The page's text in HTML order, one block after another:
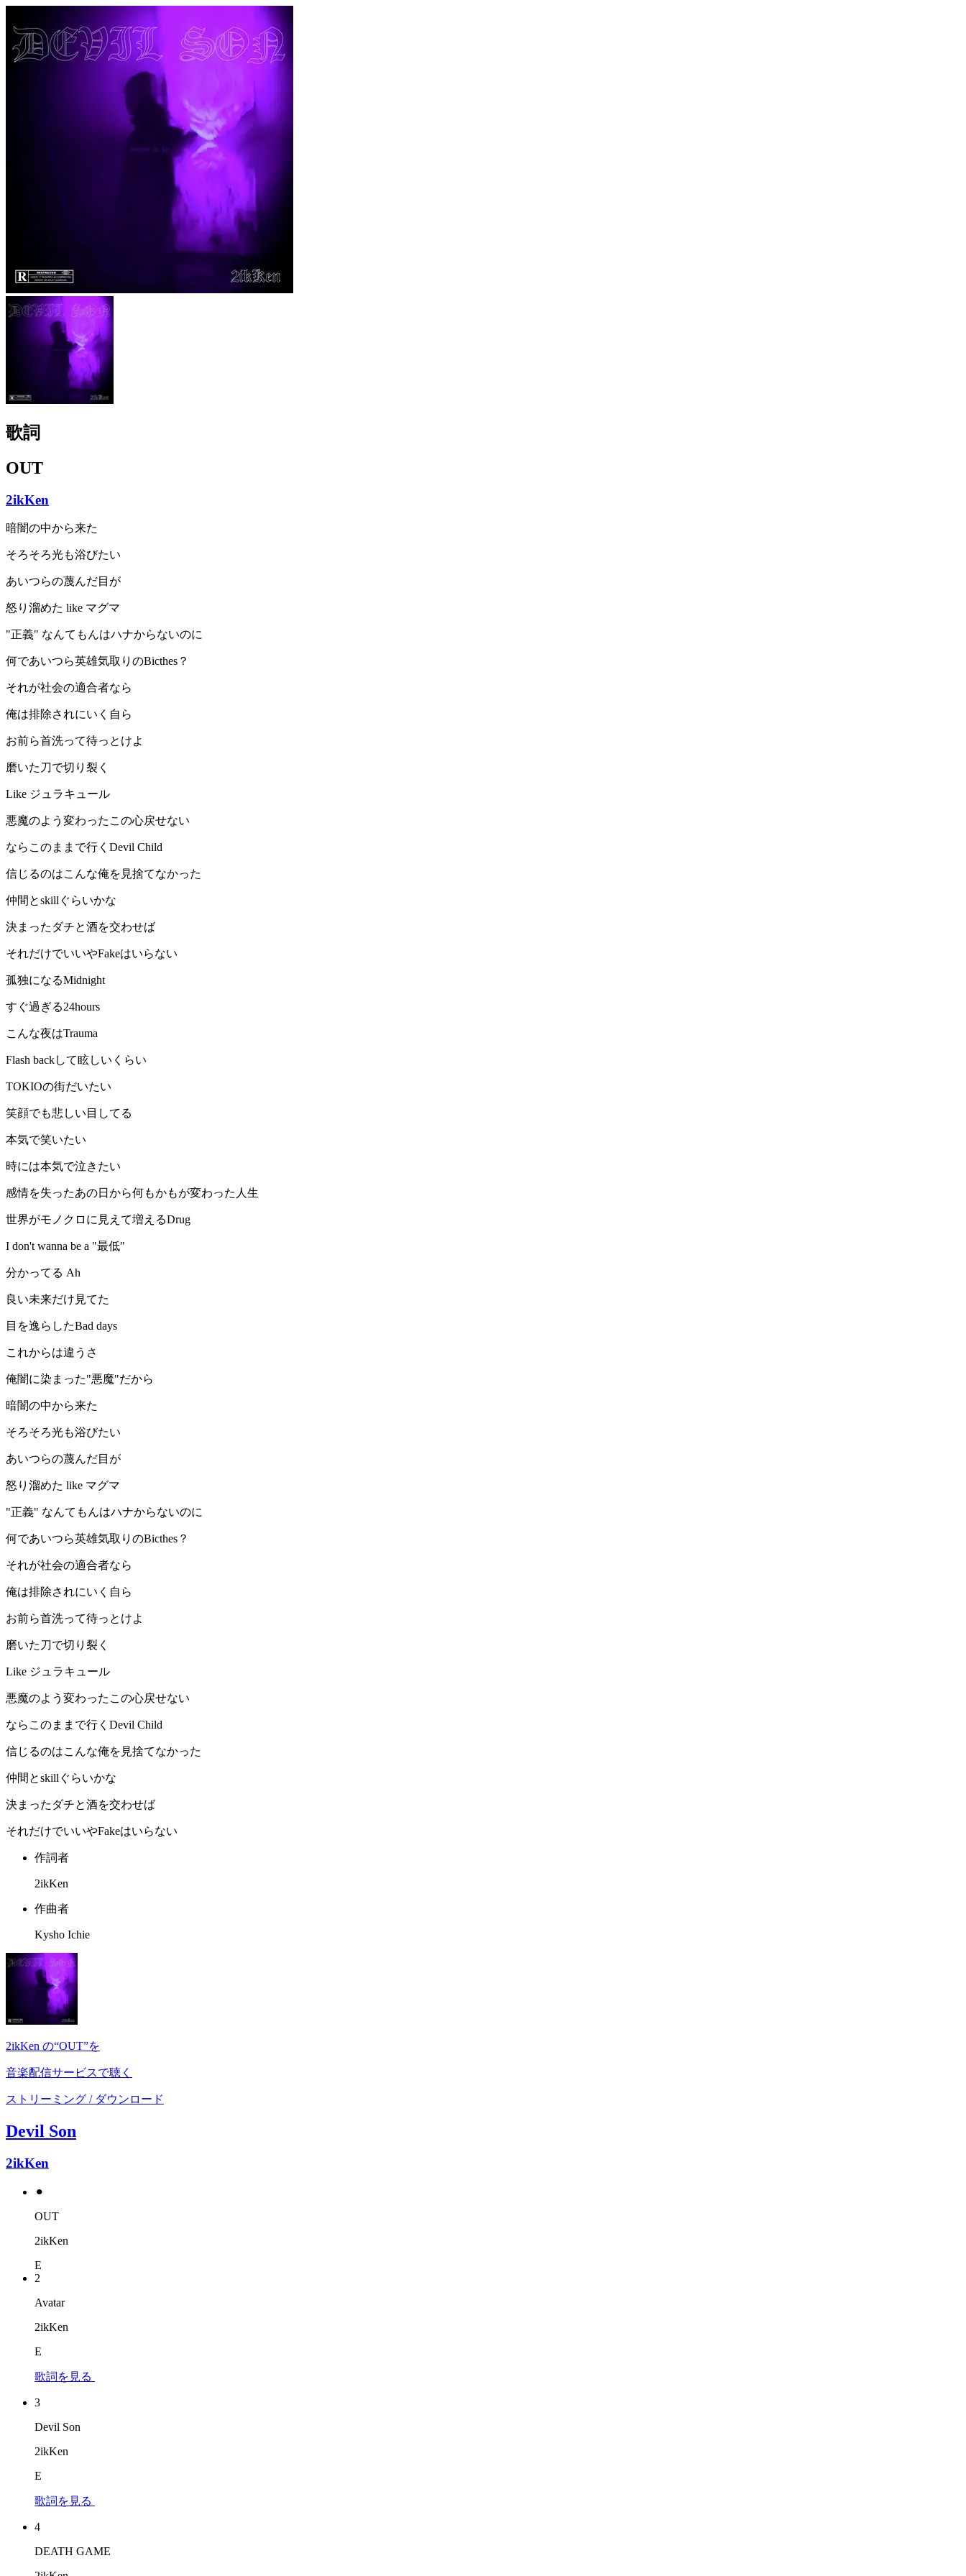
歌詞
OUT
2ikKen
暗闇の中から来た
そろそろ光も浴びたい
あいつらの蔑んだ目が
怒り溜めた like マグマ
"正義" なんてもんはハナからないのに
何であいつら英雄気取りのBicthes？
それが社会の適合者なら
俺は排除されにいく自ら
お前ら首洗って待っとけよ
磨いた刀で切り裂く
Like ジュラキュール
悪魔のよう変わったこの心戻せない
ならこのままで行くDevil Child
信じるのはこんな俺を見捨てなかった
仲間とskillぐらいかな
決まったダチと酒を交わせば
それだけでいいやFakeはいらない
孤独になるMidnight
すぐ過ぎる24hours
こんな夜はTrauma
Flash backして眩しいくらい
TOKIOの街だいたい
笑顔でも悲しい目してる
本気で笑いたい
時には本気で泣きたい
感情を失ったあの日から何もかもが変わった人生
世界がモノクロに見えて増えるDrug
I don't wanna be a "最低"
分かってる Ah
良い未来だけ見てた
目を逸らしたBad days
これからは違うさ
俺闇に染まった"悪魔"だから
暗闇の中から来た
そろそろ光も浴びたい
あいつらの蔑んだ目が
怒り溜めた like マグマ
"正義" なんてもんはハナからないのに
何であいつら英雄気取りのBicthes？
それが社会の適合者なら
俺は排除されにいく自ら
お前ら首洗って待っとけよ
磨いた刀で切り裂く
Like ジュラキュール
悪魔のよう変わったこの心戻せない
ならこのままで行くDevil Child
信じるのはこんな俺を見捨てなかった
仲間とskillぐらいかな
決まったダチと酒を交わせば
それだけでいいやFakeはいらない
作詞者
2ikKen
作曲者
Kysho Ichie
2ikKen の“OUT”を
音楽配信サービスで聴く
ストリーミング / ダウンロード
Devil Son
2ikKen
⚫︎
OUT
2ikKen
E
2
Avatar
2ikKen
E
歌詞を見る
3
Devil Son
2ikKen
E
歌詞を見る
4
DEATH GAME